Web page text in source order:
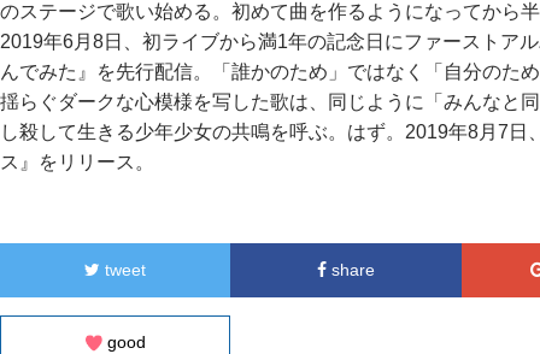
のステージで歌い始める。初めて曲を作るようになってから
2019年6月8日、初ライブから満1年の記念日にファーストア
んでみた』を先行配信。「誰かのため」ではなく「自分のた
揺らぐダークな心模様を写した歌は、同じように「みんなと
し殺して生きる少年少女の共鳴を呼ぶ。はず。2019年8月7
ス』をリリース。
tweet share
good